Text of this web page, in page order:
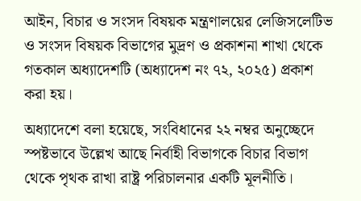
আইন, বিচার ও সংসদ বিষয়ক মন্ত্রণালয়ের লেজিসলেটিভ
ও সংসদ বিষয়ক বিভাগের মুদ্রণ ও প্রকাশনা শাখা থেকে
গতকাল অধ্যাদেশটি (অধ্যাদেশ নং ৭২, ২০২৫) প্রকাশ
করা হয়।
অধ্যাদেশে বলা হয়েছে, সংবিধানের ২২ নম্বর অনুচ্ছেদে
স্পষ্টভাবে উল্লেখ আছে নির্বাহী বিভাগকে বিচার বিভাগ
থেকে পৃথক রাখা রাষ্ট্র পরিচালনার একটি মূলনীতি।